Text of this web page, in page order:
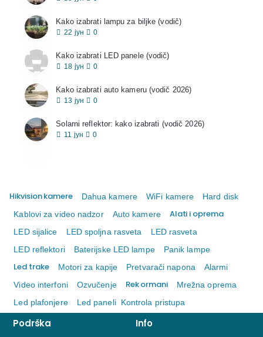
Kako izabrati lampu za biljke (vodič)
22 јун 0
Kako izabrati LED panele (vodič)
18 јун 0
Kako izabrati auto kameru (vodič 2026)
13 јун 0
Solarni reflektor: kako izabrati (vodič 2026)
11 јун 0
Hikvision kamere Dahua kamere WiFi kamere
Hard disk
Kablovi za video nadzor
Auto kamere Alati i oprema
LED sijalice LED spoljna rasveta
LED rasveta
LED reflektori
Baterijske LED lampe Panik lampe
Led trake Motori za kapije Pretvarači napona
Alarmi
Video interfoni
Ozvučenje Rek ormani
Mrežna oprema
Led plafonjere
Led paneli Kontrola pristupa
Podrška Info